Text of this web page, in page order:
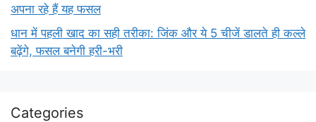
अपना रहे हैं यह फसल
धान में पहली खाद का सही तरीका: जिंक और ये 5 चीजें डालते ही कल्ले
बढ़ेंगे, फसल बनेगी हरी-भरी
Categories